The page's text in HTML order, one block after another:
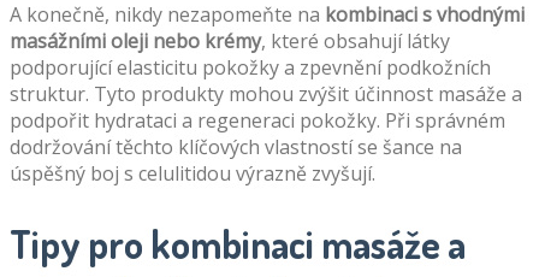
A konečně, nikdy nezapomeňte na kombinaci s vhodnými
masážními oleji nebo krémy, které obsahují látky
podporující elasticitu pokožky a zpevnění podkožních
struktur. Tyto produkty mohou zvýšit účinnost masáže a
podpořit hydrataci a regeneraci pokožky. Při správném
dodržování těchto klíčových vlastností se šance na
úspěšný boj s celulitidou výrazně zvyšují.
Tipy pro kombinaci masáže a